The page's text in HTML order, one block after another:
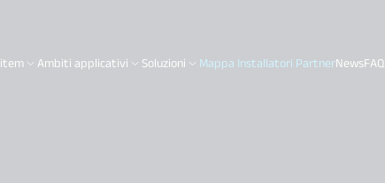
Ambiti applicativi Soluzioni Mappa Installatori PartnerNewsFAQ